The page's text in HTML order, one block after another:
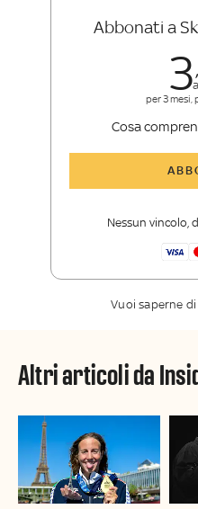
Abbonati a
3
per 3 mesi,
Cosa
Sport
La newsletter
Nessun vincolo,
Vuoi saperne di
Altri articoli da